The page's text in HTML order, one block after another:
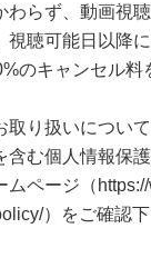
らず、動画視
視聴可能日以降
のキャンセル料
取り扱いについて
含む個人情報保
ムページ（
）をご確認下